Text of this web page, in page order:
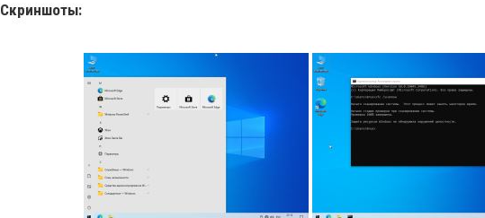
Скриншоты: